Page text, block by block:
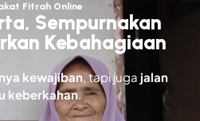
Fitrah Online
Sempurnakan
Kebahagiaan
kewajiban, tapi juga jalan
keberkahan.